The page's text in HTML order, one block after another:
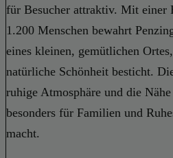
für Besucher attraktiv. Mit einer
1.200 Menschen bewahrt
eines kleinen, gemütlichen
natürliche Schönheit besticht.
ruhige Atmosphäre und die
besonders für Familien und
macht.